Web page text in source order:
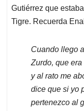
Gutiérrez que
Tigre. Recuerda
Cuando llego
Zurdo, que
y al rato me
dice que si yo
pertenezco al